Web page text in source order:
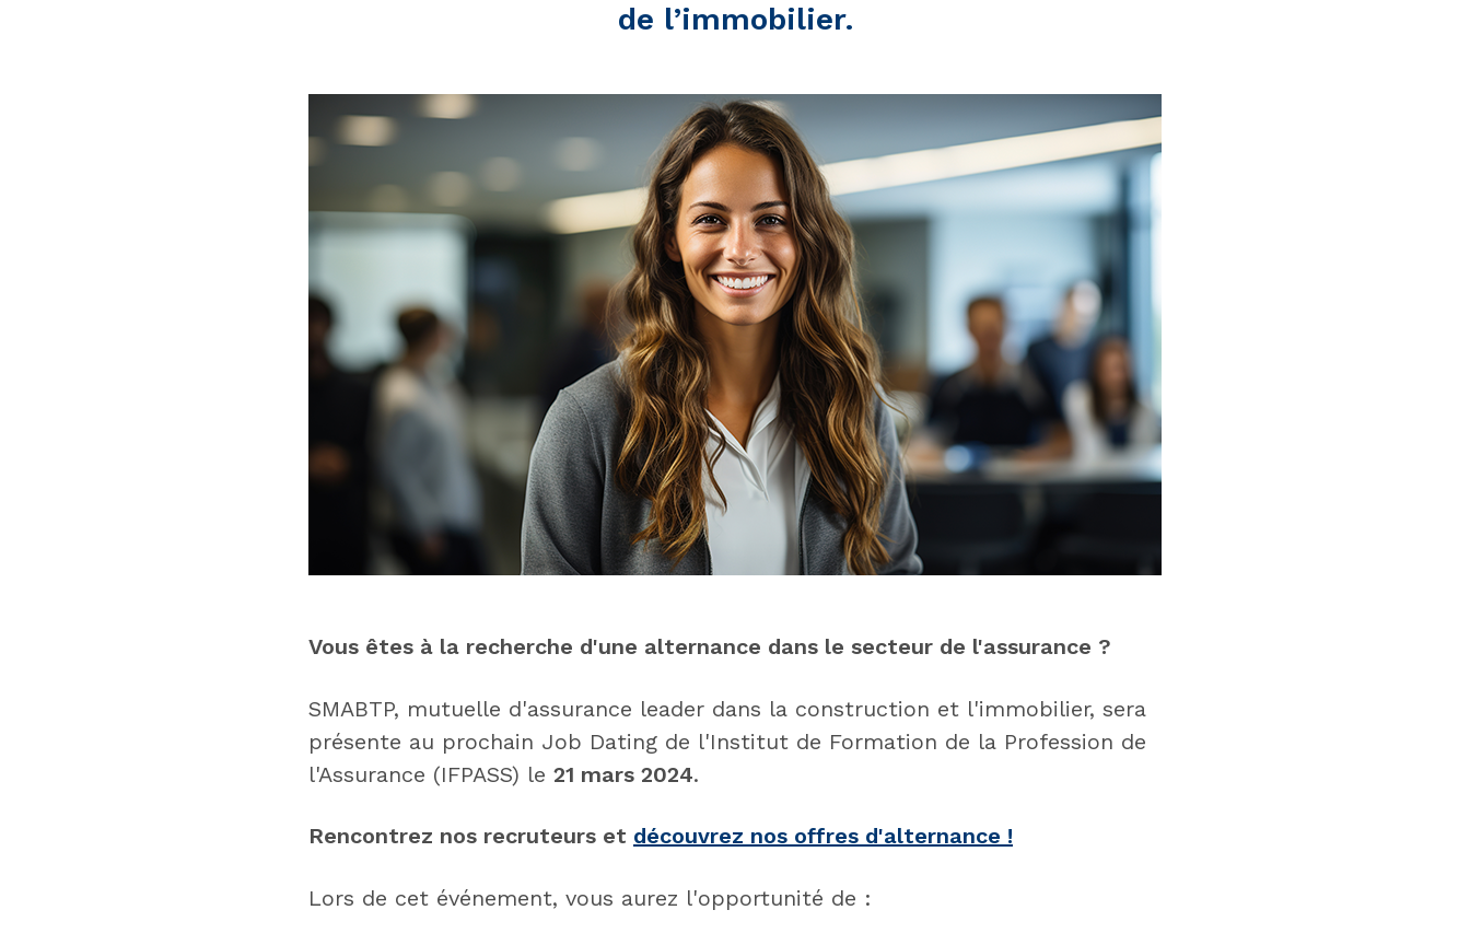
de l’immobilier.
Vous êtes à la recherche d'une alternance dans le secteur de l'assurance ?
SMABTP, mutuelle d'assurance leader dans la construction et l'immobilier, sera
présente au prochain Job Dating de l'Institut de Formation de la Profession de
l'Assurance (IFPASS) le 21 mars 2024.
Rencontrez nos recruteurs et découvrez nos offres d'alternance !
Lors de cet événement, vous aurez l'opportunité de :